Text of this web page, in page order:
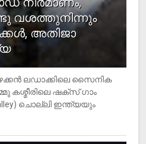
വശത്തുനിന്നും
അതിജാ​
ലഡാക്കിലെ സൈനിക
കശ്മീരിലെ ഷക്സ് ​ഗാം
ചൊല്ലി ഇന്ത്യയും